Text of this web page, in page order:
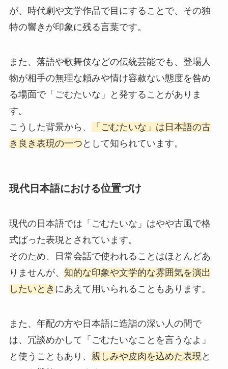
が、時代劇や文学作品で目にすることで、その独
特の響きが印象に残る言葉です。
また、落語や歌舞伎などの伝統芸能でも、登場人
物が相手の無理な頼みや情け容赦ない態度を咎め
る場面で「ごむたいな」と発することがありま
す。
こうした背景から、
「ごむたいな」は日本語の古
き良き表現の一つ として知られています。
現代日本語における位置づけ
現代の日本語では「ごむたいな」はやや古風で格
式ばった表現とされています。
そのため、日常会話で使われることはほとんどあ
りませんが、 知的な印象や文学的な雰囲気を演出
したいとき にあえて用いられることもあります。
また、年配の方や日本語に造詣の深い人の間で
は、冗談めかして「ごむたいなことを言うなよ」
と使うこともあり、 親しみや皮肉を込めた表現と